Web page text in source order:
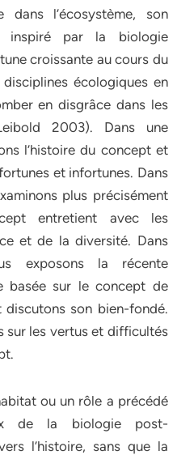
l’écosystème, son
inspiré par la biologie
croissante au cours du
écologiques en
en disgrâce dans les
2003). Dans une
l’histoire du concept et
et infortunes. Dans
plus précisément
entretient avec les
et de la diversité. Dans
exposons la récente
basée sur le concept de
son bien-fondé.
sur les vertus et difficultés
ou un rôle a précédé
de la biologie post-
l’histoire, sans que la